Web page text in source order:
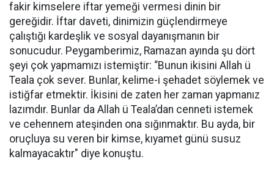
fakir kimselere iftar yemeği vermesi dinin bir
gereğidir. İftar daveti, dinimizin güçlendirmeye
çalıştığı kardeşlik ve sosyal dayanışmanın bir
sonucudur. Peygamberimiz, Ramazan ayında şu dört
şeyi çok yapmamızı istemiştir: “Bunun ikisini Allah ü
Teala çok sever. Bunlar, kelime-i şehadet söylemek ve
istiğfar etmektir. İkisini de zaten her zaman yapmanız
lazımdır. Bunlar da Allah ü Teala’dan cenneti istemek
ve cehennem ateşinden ona sığınmaktır. Bu ayda, bir
oruçluya su veren bir kimse, kıyamet günü susuz
kalmayacaktır" diye konuştu.